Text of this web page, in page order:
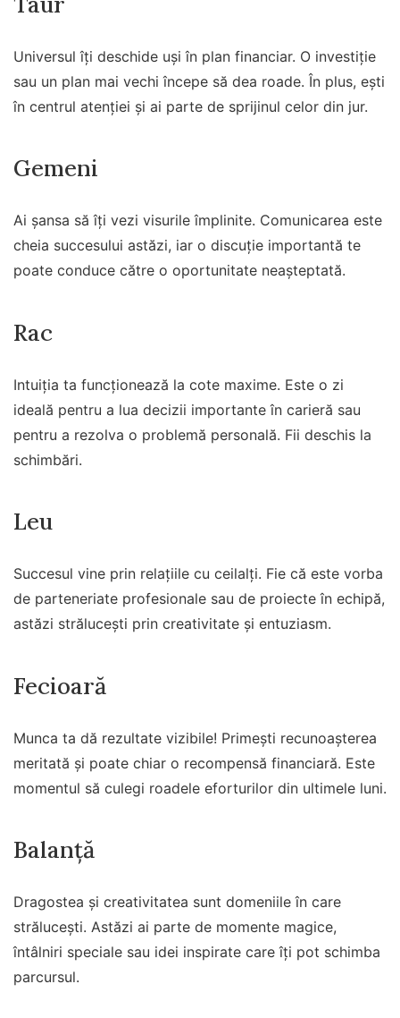
Universul îți deschide uși în plan financiar. O investiție
sau un plan mai vechi începe să dea roade. În plus, ești
în centrul atenției și ai parte de sprijinul celor din jur.
Gemeni
Ai șansa să îți vezi visurile împlinite. Comunicarea este
cheia succesului astăzi, iar o discuție importantă te
poate conduce către o oportunitate neașteptată.
Rac
Intuiția ta funcționează la cote maxime. Este o zi
ideală pentru a lua decizii importante în carieră sau
pentru a rezolva o problemă personală. Fii deschis la
schimbări.
Leu
Succesul vine prin relațiile cu ceilalți. Fie că este vorba
de parteneriate profesionale sau de proiecte în echipă,
astăzi strălucești prin creativitate și entuziasm.
Fecioară
Munca ta dă rezultate vizibile! Primești recunoașterea
meritată și poate chiar o recompensă financiară. Este
momentul să culegi roadele eforturilor din ultimele luni.
Balanță
Dragostea și creativitatea sunt domeniile în care
strălucești. Astăzi ai parte de momente magice,
întâlniri speciale sau idei inspirate care îți pot schimba
parcursul.